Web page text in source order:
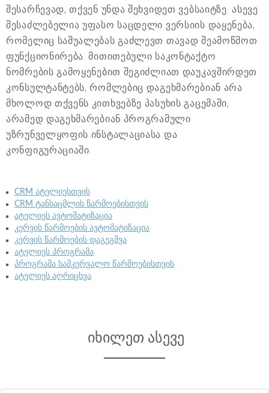
შესარჩევად, თქვენ უნდა შეხვიდეთ ვებსაიტზე. ასევე
შესაძლებელია უფასო საცდელი ვერსიის დაყენება,
რომელიც საშუალებას გაძლევთ თავად შეამოწმოთ
ფუნქციონირება. მითითებული საკონტაქტო
ნომრების გამოყენებით შეგიძლიათ დაუკავშირდეთ
კონსულტანტებს, რომლებიც დაგეხმარებიან არა
მხოლოდ თქვენს კითხვებზე პასუხის გაცემაში,
არამედ დაგეხმარებიან პროგრამული
უზრუნველყოფის ინსტალაციასა და
კონფიგურაციაში.
CRM ატელიესთვის
CRM ტანსაცმლის წარმოებისთვის
ატელიეს ავტომატიზაცია
კერვის წარმოების ავტომატიზაცია
კერვის წარმოების დაგეგმვა
ატელიეს პროგრამა
პროგრამა სამკერვალო წარმოებისთვის
ატელიეს აღრიცხვა
იხილეთ ასევე